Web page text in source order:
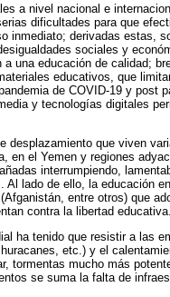
a nivel nacional e
dificultades para que
inmediato; derivadas estas,
sociales y
una educación de calidad;
educativos, que
de COVID-19 y post
y tecnologías digitales
desplazamiento que viven
en el Yemen y regiones
interrumpiendo,
lado de ello, la educación
entre otros) que
contra la libertad educativa.
ha tenido que resistir a las
etc.) y el
tormentas mucho más
se suma la falta de